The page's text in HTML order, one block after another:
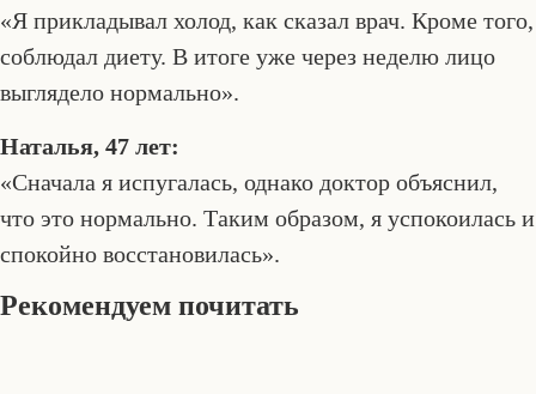
«Я прикладывал холод, как сказал врач. Кроме того,
соблюдал диету. В итоге уже через неделю лицо
выглядело нормально».
Наталья, 47 лет:
«Сначала я испугалась, однако доктор объяснил,
что это нормально. Таким образом, я успокоилась и
спокойно восстановилась».
Рекомендуем почитать